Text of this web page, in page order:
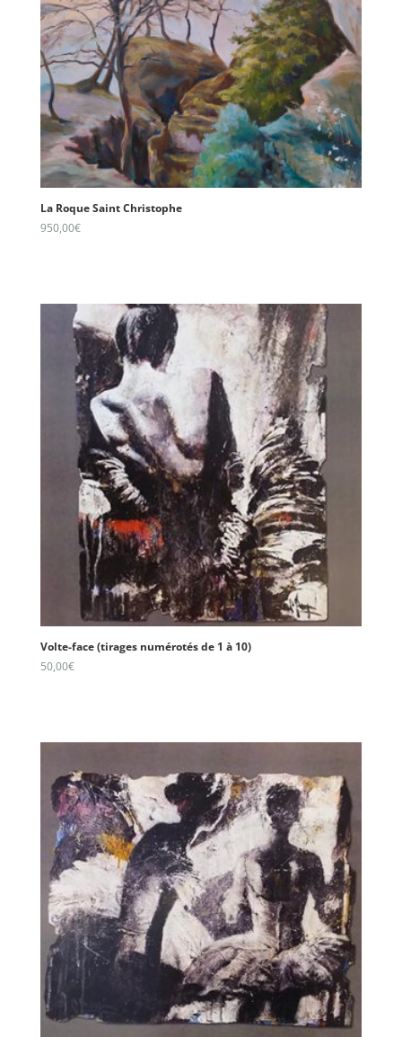
La Roque Saint Christophe
950,00€
Volte-face (tirages numérotés de 1 à 10)
50,00€